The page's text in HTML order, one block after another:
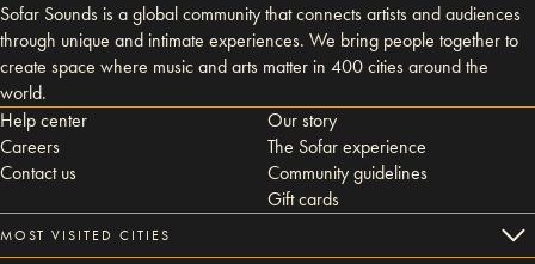
Sofar Sounds is a global community that connects artists and audiences
through unique and intimate experiences. We bring people together to
create space where music and arts matter in 400 cities around the
world.
Help center
Careers
Contact us
Our story
The Sofar experience
Community guidelines
Gift cards
MOST VISITED CITIES